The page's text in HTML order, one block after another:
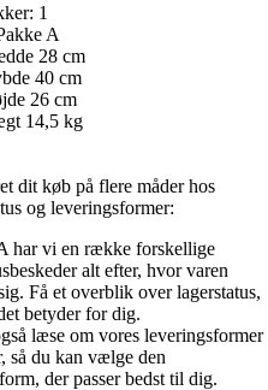
1
A
28 cm
40 cm
26 cm
14,5 kg
dit køb på flere måder hos
og leveringsformer:
har vi en række forskellige
alt efter, hvor varen
Få et overblik over lagerstatus,
betyder for dig.
læse om vores leveringsformer
så du kan vælge den
der passer bedst til dig.